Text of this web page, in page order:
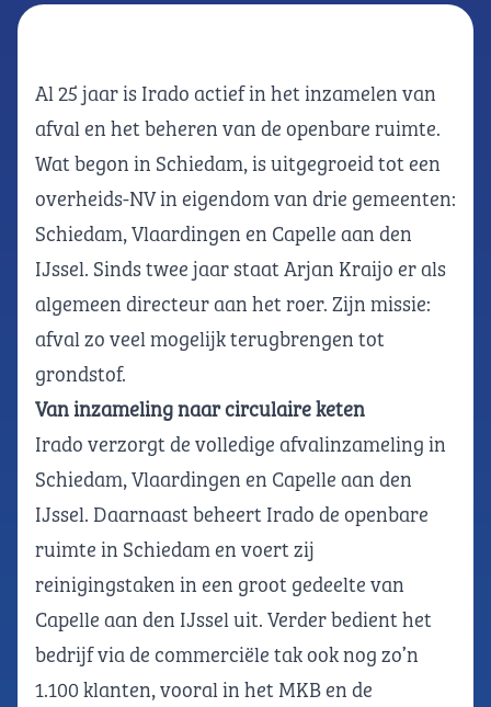
Al 25 jaar is Irado actief in het inzamelen van
afval en het beheren van de openbare ruimte.
Wat begon in Schiedam, is uitgegroeid tot een
overheids-NV in eigendom van drie gemeenten:
Schiedam, Vlaardingen en Capelle aan den
IJssel. Sinds twee jaar staat Arjan Kraijo er als
algemeen directeur aan het roer. Zijn missie:
afval zo veel mogelijk terugbrengen tot
grondstof.
Van inzameling naar circulaire keten
Irado verzorgt de volledige afvalinzameling in
Schiedam, Vlaardingen en Capelle aan den
IJssel. Daarnaast beheert Irado de openbare
ruimte in Schiedam en voert zij
reinigingstaken in een groot gedeelte van
Capelle aan den IJssel uit. Verder bedient het
bedrijf via de commerciële tak ook nog zo’n
1.100 klanten, vooral in het MKB en de